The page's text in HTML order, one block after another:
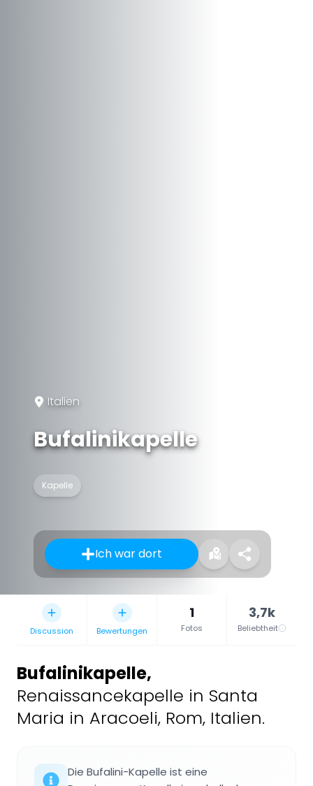
Italien
Bufalinikapelle
Kapelle
Ich war dort
Discussion Bewertungen
1
Fotos
3,7k
Beliebtheit
Bufalinikapelle,
Renaissancekapelle in Santa
Maria in Aracoeli, Rom, Italien.
Die Bufalini-Kapelle ist eine